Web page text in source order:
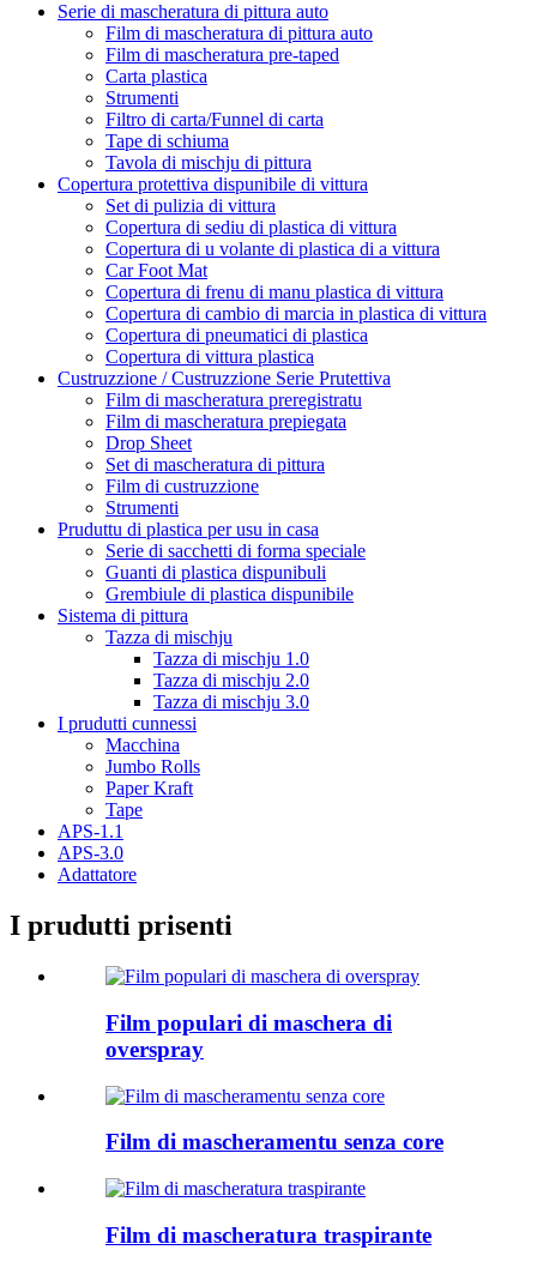
Serie di mascheratura di pittura auto
Film di mascheratura di pittura auto
Film di mascheratura pre-taped
Carta plastica
Strumenti
Filtro di carta/Funnel di carta
Tape di schiuma
Tavola di mischju di pittura
Copertura protettiva dispunibile di vittura
Set di pulizia di vittura
Copertura di sediu di plastica di vittura
Copertura di u volante di plastica di a vittura
Car Foot Mat
Copertura di frenu di manu plastica di vittura
Copertura di cambio di marcia in plastica di vittura
Copertura di pneumatici di plastica
Copertura di vittura plastica
Custruzzione / Custruzzione Serie Prutettiva
Film di mascheratura preregistratu
Film di mascheratura prepiegata
Drop Sheet
Set di mascheratura di pittura
Film di custruzzione
Strumenti
Pruduttu di plastica per usu in casa
Serie di sacchetti di forma speciale
Guanti di plastica dispunibuli
Grembiule di plastica dispunibile
Sistema di pittura
Tazza di mischju
Tazza di mischju 1.0
Tazza di mischju 2.0
Tazza di mischju 3.0
I prudutti cunnessi
Macchina
Jumbo Rolls
Paper Kraft
Tape
APS-1.1
APS-3.0
Adattatore
I prudutti prisenti
Film populari di maschera di
overspray
Film di mascheramentu senza core
Film di mascheratura traspirante